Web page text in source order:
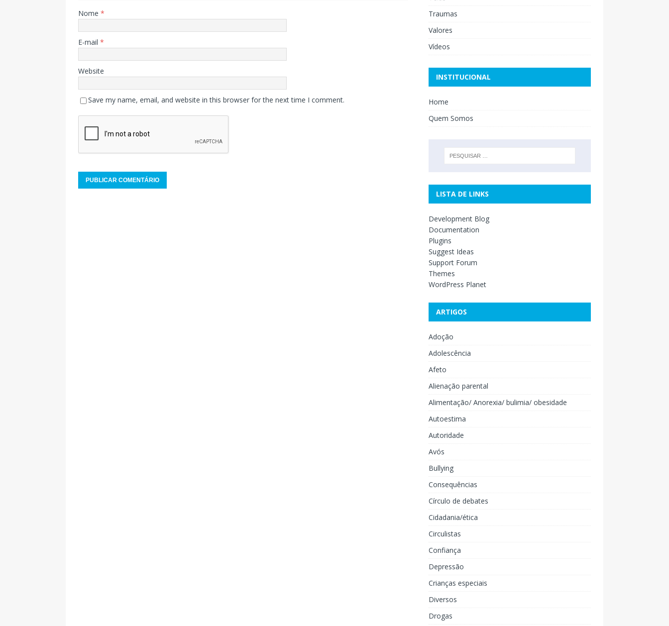
Nome *
E-mail *
Website
Save my name, email, and website in this browser for the next time I comment.
Traumas
Valores
Vídeos
INSTITUCIONAL
Home
Quem Somos
LISTA DE LINKS
Development Blog
Documentation
Plugins
Suggest Ideas
Support Forum
Themes
WordPress Planet
ARTIGOS
Adoção
Adolescência
Afeto
Alienação parental
Alimentação/ Anorexia/ bulimia/ obesidade
Autoestima
Autoridade
Avós
Bullying
Consequências
Círculo de debates
Cidadania/ética
Circulistas
Confiança
Depressão
Crianças especiais
Diversos
Drogas